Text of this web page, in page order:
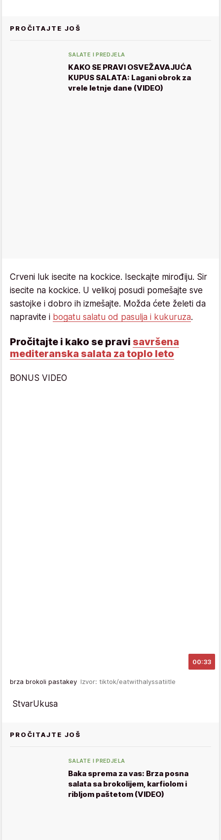
PROČITAJTE JOŠ
SALATE I PREDJELA
KAKO SE PRAVI OSVEŽAVAJUĆA
KUPUS SALATA: Lagani obrok za
vrele letnje dane (VIDEO)
Crveni luk isecite na kockice. Iseckajte mirođiju. Sir
isecite na kockice. U velikoj posudi pomešajte sve
sastojke i dobro ih izmešajte. Možda ćete želeti da
napravite i bogatu salatu od pasulja i kukuruza.
Pročitajte i kako se pravi savršena
mediteranska salata za toplo leto
BONUS VIDEO
00:33
brza brokoli pastakey Izvor: tiktok/eatwithalyssatiitle
StvarUkusa
PROČITAJTE JOŠ
SALATE I PREDJELA
Baka sprema za vas: Brza posna
salata sa brokolijem, karfiolom i
ribljom paštetom (VIDEO)